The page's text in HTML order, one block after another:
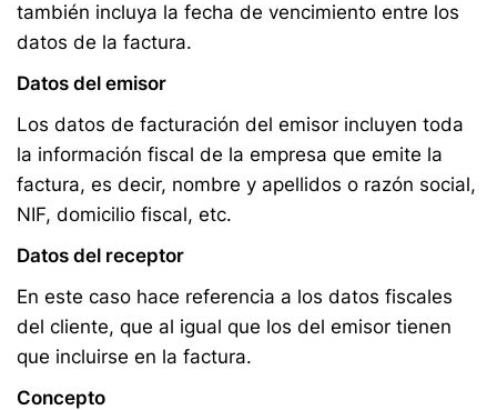
también incluya la fecha de vencimiento entre los
datos de la factura.
Datos del emisor
Los datos de facturación del emisor incluyen toda
la información fiscal de la empresa que emite la
factura, es decir, nombre y apellidos o razón social,
NIF, domicilio fiscal, etc.
Datos del receptor
En este caso hace referencia a los datos fiscales
del cliente, que al igual que los del emisor tienen
que incluirse en la factura.
Concepto